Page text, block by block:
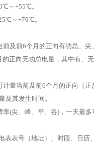
～+55℃。
～+70℃。
前及前6个月的正向有功总、尖
的正向无功总电量，其中有、
计量当前及前6个月的正向（正
及其发生时间。
率(尖、峰、平、谷)，一天最
表表号（地址）、时段、日历